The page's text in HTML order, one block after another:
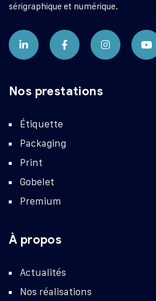
sérigraphique et numérique.
Nos prestations
Étiquette
Packaging
Print
Gobelet
Premium
À propos
Actualités
Nos réalisations